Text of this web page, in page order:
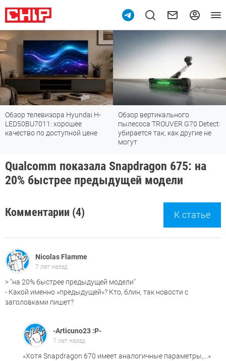
Обзор телевизора Hyundai H-
LED50BU7011: хорошее
качество по доступной цене
Обзор вертикального
пылесоса TROUVER G70 Detect:
убирается так, как другие не
могут
Qualcomm показала Snapdragon 675: на
20% быстрее предыдущей модели
Комментарии (4) К статье
Nicolas Flamme
7 лет назад
> "на 20% быстрее предыдущей модели"
- Какой именно «предыдущей»? Кто, блин, так новости с
заголовками пишет?
-Articuno23 :P-
7 лет назад
«Хотя Snapdragon 670 имеет аналогичные параметры,...»